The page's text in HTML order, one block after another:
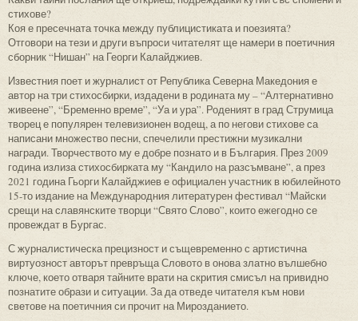
стихове?
Коя е пресечната точка между публицистиката и поезията?
Отговори на тези и други въпроси читателят ще намери в поетичния
сборник “Нишан” на Георги Калайджиев.
Известния поет и журналист от Република Северна Македония е
автор на три стихосбирки, издадени в родината му – “Алтернативно
живеене”, “Бременно време”, “Уа и ура”. Роденият в град Струмица
творец е популярен телевизионен водещ, а по негови стихове са
написани множество песни, спечелили престижни музикални
награди. Творчеството му е добре познато и в България. През 2009
година излиза стихосбирката му “Кандило на разсъмване”, а през
2021 година Гьорги Калайджиев е официален участник в юбилейното
15-то издание на Международния литературен фестивал “Майски
срещи на славянските творци “Свято Слово”, които ежегодно се
провеждат в Бургас.
С журналистическа прецизност и същевременно с артистична
виртуозност авторът превръща Словото в онова златно вълшебно
ключе, което отваря тайните врати на скрития смисъл на привидно
познатите образи и ситуации. За да отведе читателя към нови
светове на поетичния си прочит на Мирозданието.